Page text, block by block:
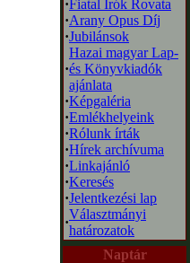
·Fiatal Írók Rovata
·Arany Opus Díj
·Jubilánsok
·
Hazai magyar Lap-
és Könyvkiadók
ajánlata
·Képgaléria
·Emlékhelyeink
·Rólunk írták
·Hírek archívuma
·Linkajánló
·Keresés
·Jelentkezési lap
·
Választmányi
határozatok
Naptár